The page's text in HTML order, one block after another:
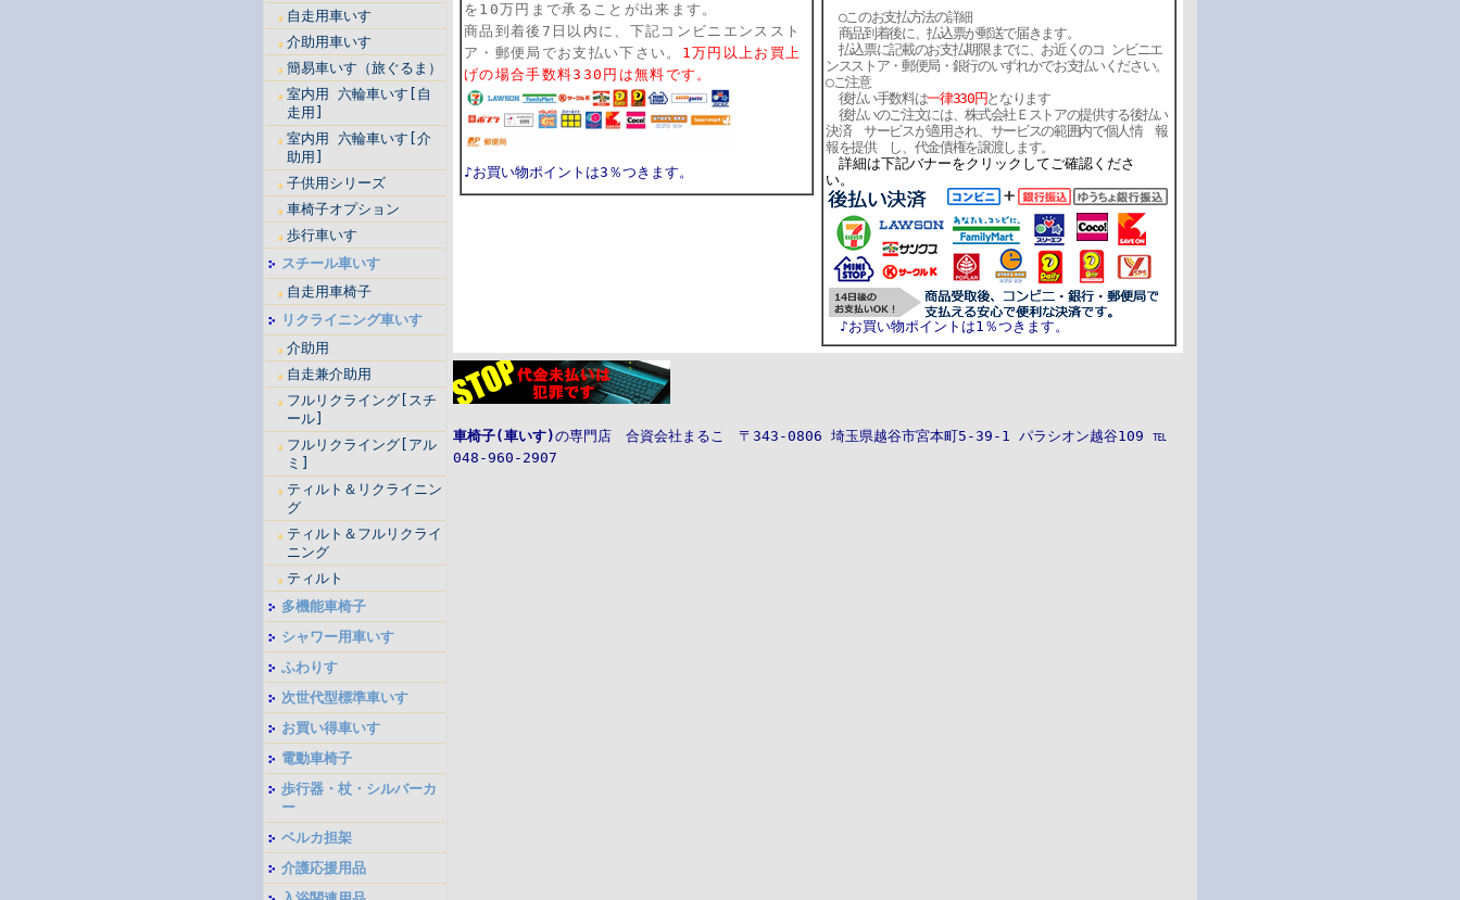
自走用車いす
介助用車いす
簡易車いす（旅ぐるま）
室内用 六輪車いす[自
走用]
室内用 六輪車いす[介
助用]
子供用シリーズ
車椅子オプション
歩行車いす
スチール車いす
自走用車椅子
リクライニング車いす
介助用
自走兼介助用
フルリクライング[スチ
ール]
フルリクライング[アル
ミ]
ティルト＆リクライニン
グ
ティルト＆フルリクライ
ニング
ティルト
多機能車椅子
シャワー用車いす
ふわりす
次世代型標準車いす
お買い得車いす
電動車椅子
歩行器・杖・シルバーカ
ー
ベルカ担架
介護応援用品
を10万円まで承ることが出来ます。
商品到着後7日以内に、下記コンビニエンススト
ア・郵便局でお支払い下さい。 1万円以上お買上
げの場合手数料330円は無料です。
♪お買い物ポイントは3％つきます。
○このお支払方法の詳細
商品到着後に、払込票が郵送で届きます。
払込票に記載のお支払期限までに、お近くのコ ンビニエ
ンスストア・郵便局・銀行のいずれかでお支払いください。
○ご注意
後払い手数料は一律330円となります
後払いのご注文には、株式会社Ｅストアの提供する後払い
決済 サービスが適用され、サービスの範囲内で個人情 報
報を提供 し、代金債権を譲渡します。
詳細は下記バナーをクリックしてご確認くださ
い。
♪お買い物ポイントは1％つきます。
車椅子(車いす)の専門店 合資会社 まるこ 〒343-0806 埼玉県越谷市宮本町5-39-1 パラシオン越谷109 ℡
048-960-2907